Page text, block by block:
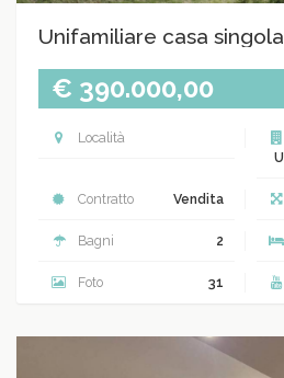
Unifamiliare casa
€ 390.000,00
Località
Contratto Vendita
Bagni 2
Foto 31